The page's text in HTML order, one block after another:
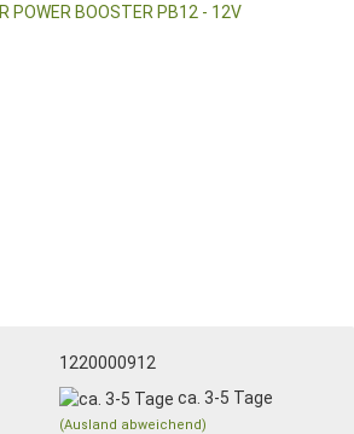
1220000912
ca. 3-5 Tage
(Ausland abweichend)